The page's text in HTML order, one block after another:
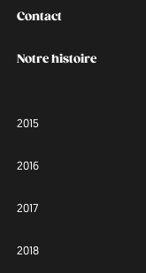
Contact
Notre histoire
2015
2016
2017
2018